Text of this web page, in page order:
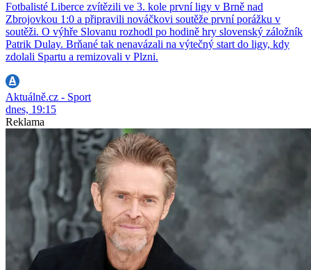
Fotbalisté Liberce zvítězili ve 3. kole první ligy v Brně nad
Zbrojovkou 1:0 a připravili nováčkovi soutěže první porážku v
soutěži. O výhře Slovanu rozhodl po hodině hry slovenský záložník
Patrik Dulay. Brňané tak nenavázali na výtečný start do ligy, kdy
zdolali Spartu a remizovali v Plzni.
Aktuálně.cz - Sport
dnes, 19:15
Reklama